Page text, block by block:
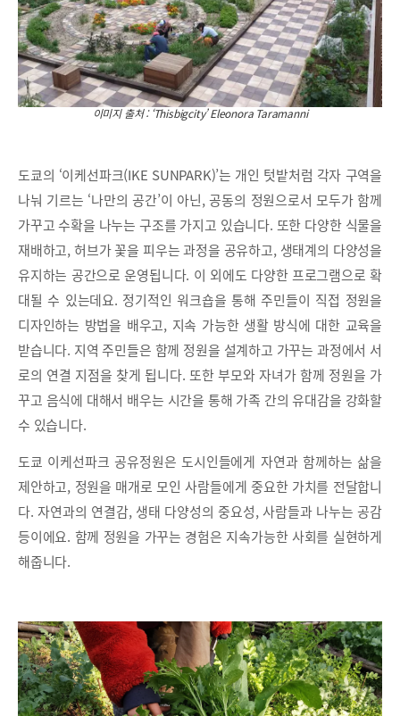
이미지 출처 : ‘Thisbigcity’ Eleonora Taramanni
도쿄의 ‘이케선파크(IKE SUNPARK)’는 개인 텃밭처럼 각자 구역을
나눠 기르는 ‘나만의 공간’이 아닌, 공동의 정원으로서 모두가 함께
가꾸고 수확을 나누는 구조를 가지고 있습니다. 또한 다양한 식물을
재배하고, 허브가 꽃을 피우는 과정을 공유하고, 생태계의 다양성을
유지하는 공간으로 운영됩니다. 이 외에도 다양한 프로그램으로 확
대될 수 있는데요. 정기적인 워크숍을 통해 주민들이 직접 정원을
디자인하는 방법을 배우고, 지속 가능한 생활 방식에 대한 교육을
받습니다. 지역 주민들은 함께 정원을 설계하고 가꾸는 과정에서 서
로의 연결 지점을 찾게 됩니다. 또한 부모와 자녀가 함께 정원을 가
꾸고 음식에 대해서 배우는 시간을 통해 가족 간의 유대감을 강화할
수 있습니다.
도쿄 이케선파크 공유정원은 도시인들에게 자연과 함께하는 삶을
제안하고, 정원을 매개로 모인 사람들에게 중요한 가치를 전달합니
다. 자연과의 연결감, 생태 다양성의 중요성, 사람들과 나누는 공감
등이에요. 함께 정원을 가꾸는 경험은 지속가능한 사회를 실현하게
해줍니다.